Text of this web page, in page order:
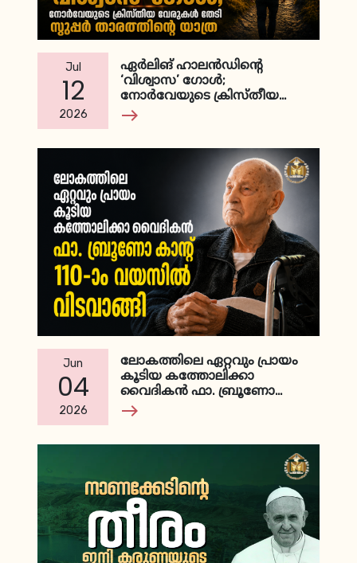
Jul
12
2026
ഏര്‍ലിങ് ഹാലന്‍ഡിന്റെ
‘വിശ്വാസ’ ഗോള്‍;
നോര്‍വേയുടെ ക്രിസ്തീയ
വേരുകള്‍ തേടി സൂപ്പര്‍
താരത്തിന്റെ യാത്ര
east
Jun
04
2026
ലോകത്തിലെ ഏറ്റവും പ്രായം
കൂടിയ കത്തോലിക്കാ
വൈദികന്‍ ഫാ. ബ്രൂണോ
കാന്റ് 110-ാം വയസില്‍
വിടവാങ്ങി
east